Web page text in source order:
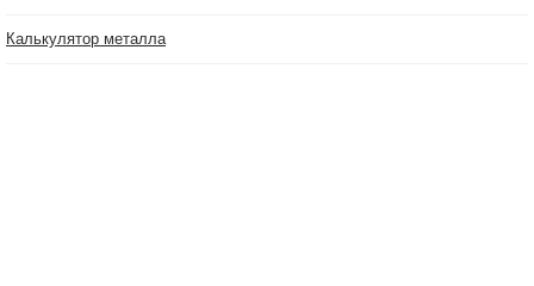
Калькулятор металла